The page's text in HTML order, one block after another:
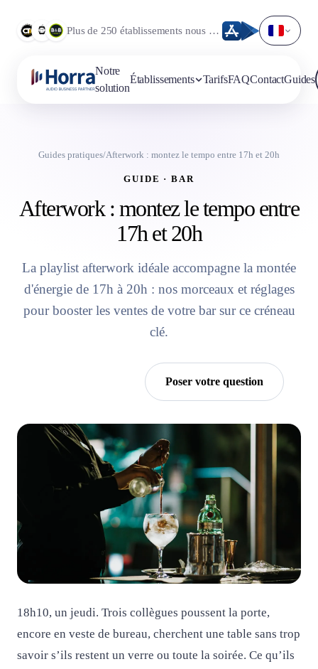
Plus de 250 établissements nous font déjà confiance.
Notre
solution
Établissements TarifsFAQContactGuides
Guides pratiques/Afterwork : montez le tempo entre 17h et 20h
GUIDE · BAR
Afterwork : montez le tempo entre
17h et 20h
La playlist afterwork idéale accompagne la montée
d'énergie de 17h à 20h : nos morceaux et réglages
pour booster les ventes de votre bar sur ce créneau
clé.
Poser votre question
18h10, un jeudi. Trois collègues poussent la porte,
encore en veste de bureau, cherchent une table sans trop
savoir s’ils restent un verre ou toute la soirée. Ce qu’ils